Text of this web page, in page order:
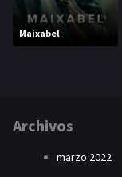
Maixabel
Archivos
marzo 2022